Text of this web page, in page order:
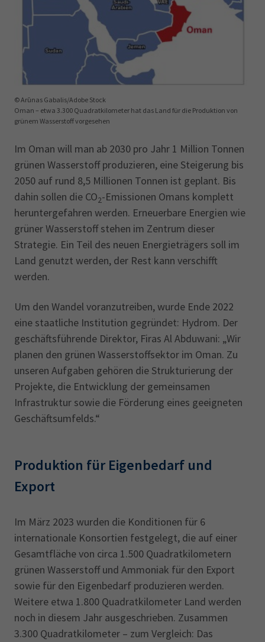
Oman – etwa 3.300 Quadratkilometer hat das Land für die Produktion von
grünem Wasserstoff vorgesehen
© Arūnas Gabalis/Adobe Stock
Im Oman will man ab 2030 pro Jahr 1 Million Tonnen
grünen Wasserstoff produzieren, eine Steigerung bis
2050 auf rund 8,5 Millionen Tonnen ist geplant. Bis
dahin sollen die CO2-Emissionen Omans komplett
heruntergefahren werden. Erneuerbare Energien wie
grüner Wasserstoff stehen im Zentrum dieser
Strategie. Ein Teil des neuen Energieträgers soll im
Land genutzt werden, der Rest kann verschifft
werden.
Um den Wandel voranzutreiben, wurde Ende 2022
eine staatliche Institution gegründet: Hydrom. Der
geschäftsführende Direktor, Firas Al Abduwani: „Wir
planen den grünen Wasserstoffsektor im Oman. Zu
unseren Aufgaben gehören die Strukturierung der
Projekte, die Entwicklung der gemeinsamen
Infrastruktur sowie die Förderung eines geeigneten
Geschäftsumfelds.“
Produktion für Eigenbedarf und
Export
Im März 2023 wurden die Konditionen für 6
internationale Konsortien festgelegt, die auf einer
Gesamtfläche von circa 1.500 Quadratkilometern
grünen Wasserstoff und Ammoniak für den Export
sowie für den Eigenbedarf produzieren werden.
Weitere etwa 1.800 Quadratkilometer Land werden
noch in diesem Jahr ausgeschrieben. Zusammen
3.300 Quadratkilometer – zum Vergleich: Das